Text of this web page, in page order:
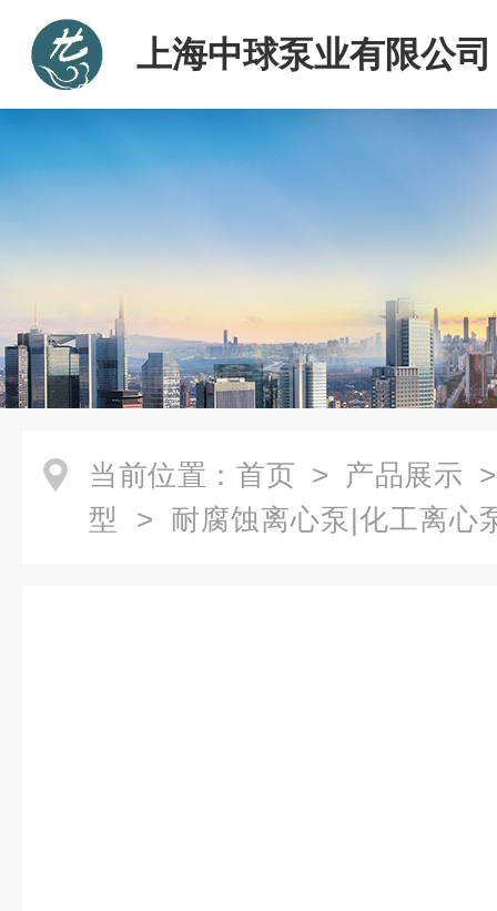
上海中球泵业有限公司
当前位置： 首页 > 产品展示
型
> 耐腐蚀离心泵|化工离心